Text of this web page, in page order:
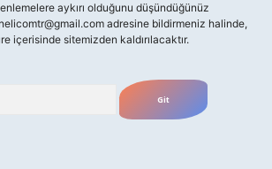
aykırı olduğunu düşündüğünüz
adresine bildirmeniz halinde,
içerisinde sitemizden kaldırılacaktır.